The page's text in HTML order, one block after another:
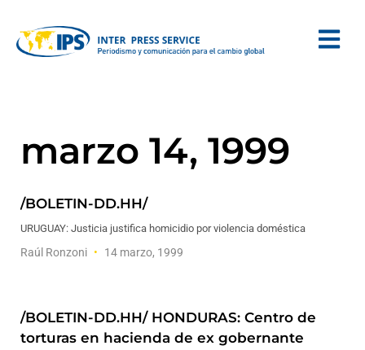
marzo 14, 1999
/BOLETIN-DD.HH/
URUGUAY: Justicia justifica homicidio por violencia doméstica
Raúl Ronzoni 14 marzo, 1999
/BOLETIN-DD.HH/ HONDURAS: Centro de
torturas en hacienda de ex gobernante